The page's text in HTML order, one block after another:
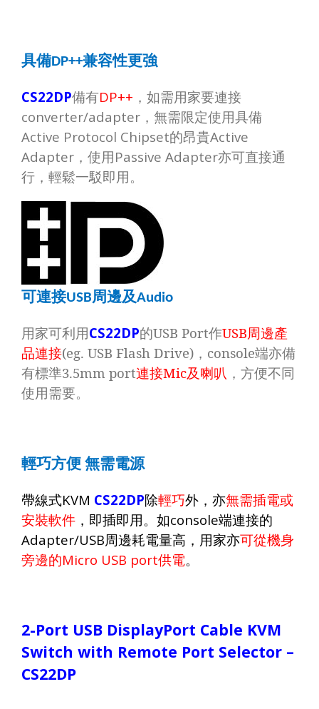
具備DP++兼容性更強
CS22DP備有DP++ ，如需用家要連接
converter/adapter ，無需限定使用具備
Active Protocol Chipset的昂貴Active
Adapter ，使用Passive Adapter亦可直接通
行，輕鬆一駁即用。
可連接USB周邊及Audio
用家可利用CS22DP的USB Port作USB周邊產
品連接(eg. USB Flash Drive) ， console端亦備
有標準3.5mm port連接Mic及喇叭 ，方便不同
使用需要。
輕巧方便無需電源
帶線式KVM CS22DP除輕巧外，亦無需插電或
安裝軟件 ，即插即用。如console端連接的
Adapter/USB周邊耗電量高，用家亦可從機身
旁邊的Micro USB port供電。
2-Port USB DisplayPort Cable KVM
Switch with Remote Port Selector –
CS22DP